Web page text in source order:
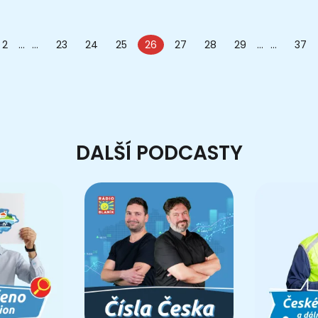
2 ... 23 24 25 26 27 28 29 ... 37
DALŠÍ PODCASTY